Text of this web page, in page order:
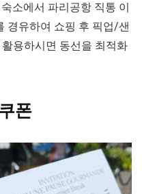
소에서 파리공항 직통 이
경유하여 쇼핑 후 픽업/샌
용하시면 동선을 최적화
폰